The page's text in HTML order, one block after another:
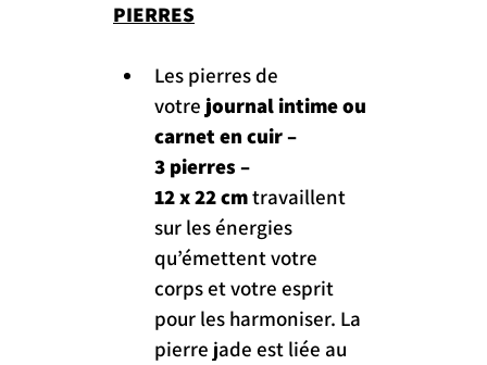
PIERRES
Les pierres de
votre journal intime ou
carnet en cuir –
3 pierres –
12 x 22 cm travaillent
sur les énergies
qu’émettent votre
corps et votre esprit
pour les harmoniser. La
pierre jade est liée au